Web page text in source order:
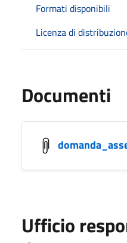
Formati disponibili
Licenza di
Documenti
Ufficio